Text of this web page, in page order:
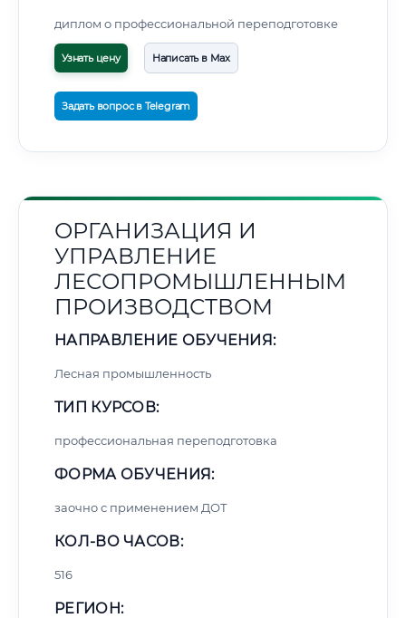
диплом о профессиональной переподготовке
Узнать цену Написать в Max
Задать вопрос в Telegram
ОРГАНИЗАЦИЯ И
УПРАВЛЕНИЕ
ЛЕСОПРОМЫШЛЕННЫМ
ПРОИЗВОДСТВОМ
НАПРАВЛЕНИЕ ОБУЧЕНИЯ:
Лесная промышленность
ТИП КУРСОВ:
профессиональная переподготовка
ФОРМА ОБУЧЕНИЯ:
заочно с применением ДОТ
КОЛ-ВО ЧАСОВ:
516
РЕГИОН: